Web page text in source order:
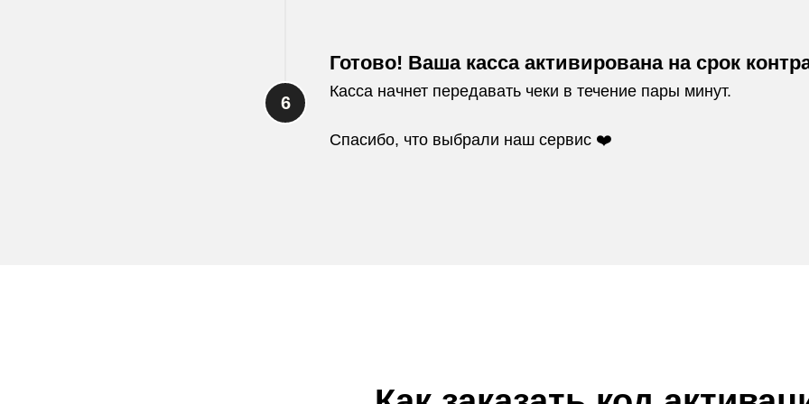
Готово! Ваша касса активирована на срок
Касса начнет передавать чеки в течение пары минут.
Спасибо, что выбрали наш сервис ❤️